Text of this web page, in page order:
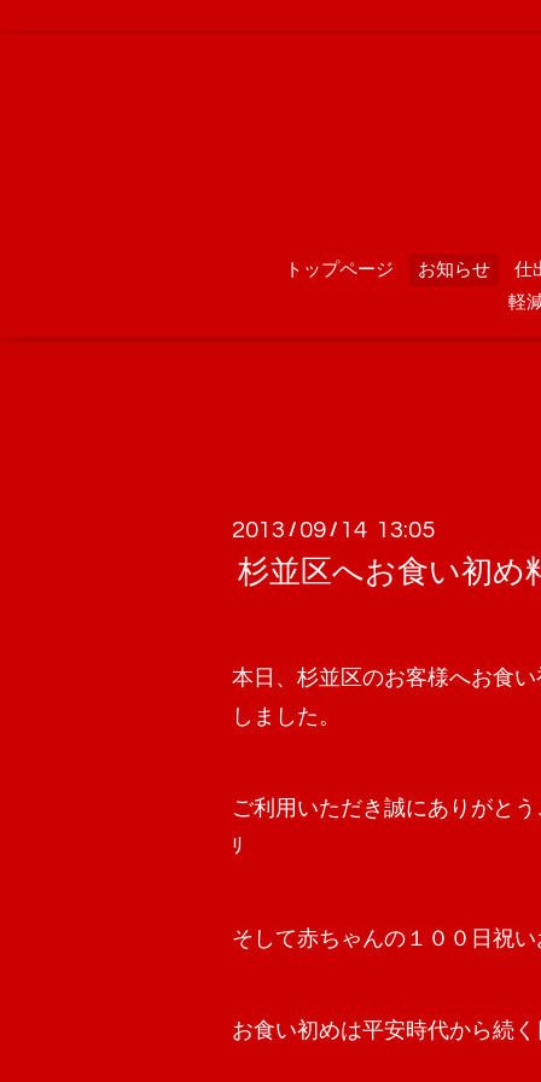
トップページ お知らせ
仕
軽
2013 / 09 / 14 13:05
杉並区へお食い初め
本日、杉並区のお客様へお食
しました。
ご利用いただき誠にありがと
ﾘ
そして赤ちゃんの１００日祝
お食い初めは平安時代から続